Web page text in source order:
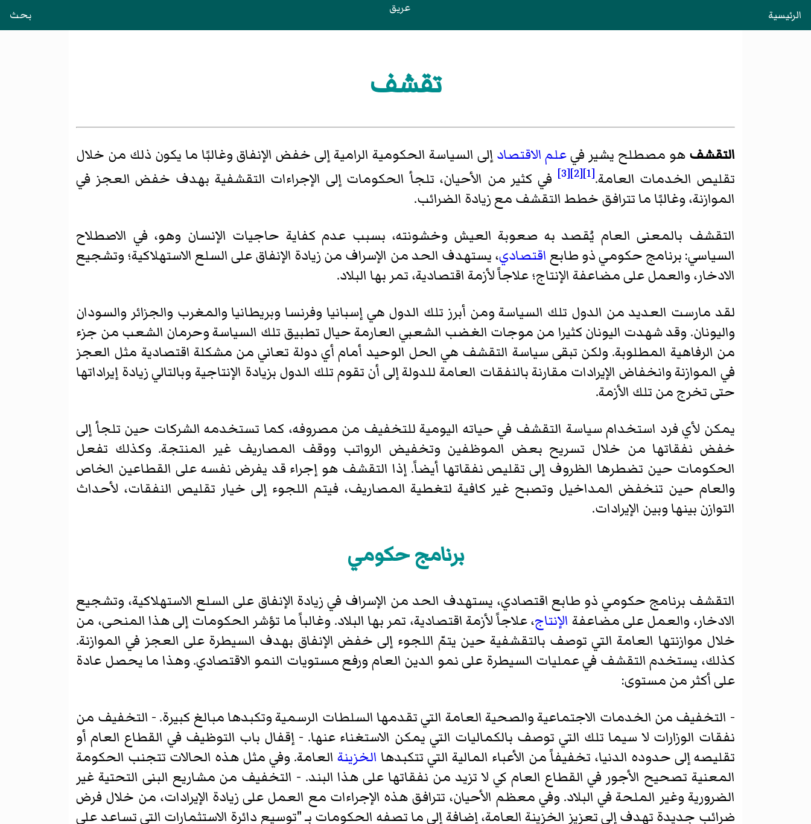
الرئيسية عريق بحث
تقشف
التقشف هو مصطلح يشير فيعلم الاقتصاد إلى السياسة الحكومية الرامية إلى خفض الإنفاق وغالبًا ما يكون ذلك من خلال
تقليص الخدمات العامة.[1]
[2]
[3]
في كثير من الأحيان، تلجأ الحكومات إلى الإجراءات التقشفية بهدف خفض العجز في
الموازنة، وغالبًا ما تترافق خطط التقشف مع زيادة الضرائب.
التقشف بالمعنى العام يُقصد به صعوبة العيش وخشونته، بسبب عدم كفاية حاجيات الإنسان وهو، في الاصطلاح
السياسي: برنامج حكومي ذو طابع اقتصادي، يستهدف الحد من الإسراف من زيادة الإنفاق على السلع الاستهلاكية؛ وتشجيع
الادخار، والعمل على مضاعفة الإنتاج؛ علاجاً لأزمة اقتصادية، تمر بها البلاد.
لقد مارست العديد من الدول تلك السياسة ومن أبرز تلك الدول هي إسبانيا وفرنسا وبريطانيا والمغرب والجزائر والسودان
واليونان. وقد شهدت اليونان كثيرا من موجات الغضب الشعبي العارمة حيال تطبيق تلك السياسة وحرمان الشعب من جزء
من الرفاهية المطلوبة. ولكن تبقى سياسة التقشف هي الحل الوحيد أمام أي دولة تعاني من مشكلة اقتصادية مثل العجز
في الموازنة وانخفاض الإيرادات مقارنة بالنفقات العامة للدولة إلى أن تقوم تلك الدول بزيادة الإنتاجية وبالتالي زيادة إيراداتها
حتى تخرج من تلك الأزمة.
يمكن لأي فرد استخدام سياسة التقشف في حياته اليومية للتخفيف من مصروفه، كما تستخدمه الشركات حين تلجأ إلى
خفض نفقاتها من خلال تسريح بعض الموظفين وتخفيض الرواتب ووقف المصاريف غير المنتجة. وكذلك تفعل
الحكومات حين تضطرها الظروف إلى تقليص نفقاتها أيضاً. إذا التقشف هو إجراء قد يفرض نفسه على القطاعين الخاص
والعام حين تنخفض المداخيل وتصبح غير كافية لتغطية المصاريف، فيتم اللجوء إلى خيار تقليص النفقات، لأحداث
التوازن بينها وبين الإيرادات.
برنامج حكومي
التقشف برنامج حكومي ذو طابع اقتصادي، يستهدف الحد من الإسراف في زيادة الإنفاق على السلع الاستهلاكية، وتشجيع
الادخار، والعمل على مضاعفة الإنتاج، علاجاً لأزمة اقتصادية، تمر بها البلاد. وغالباً ما تؤشر الحكومات إلى هذا المنحى، من
خلال موازنتها العامة التي توصف بالتقشفية حين يتمّ اللجوء إلى خفض الإنفاق بهدف السيطرة على العجز في الموازنة.
كذلك، يستخدم التقشف في عمليات السيطرة على نمو الدين العام ورفع مستويات النمو الاقتصادي. وهذا ما يحصل عادة
على أكثر من مستوى:
- التخفيف من الخدمات الاجتماعية والصحية العامة التي تقدمها السلطات الرسمية وتكبدها مبالغ كبيرة. - التخفيف من
نفقات الوزارات لا سيما تلك التي توصف بالكماليات التي يمكن الاستغناء عنها. - إقفال باب التوظيف في القطاع العام أو
تقليصه إلى حدوده الدنيا، تخفيفاً من الأعباء المالية التي تتكبدها الخزينةالعامة. وفي مثل هذه الحالات تتجنب الحكومة
المعنية تصحيح الأجور في القطاع العام كي لا تزيد من نفقاتها على هذا البند. - التخفيف من مشاريع البنى التحتية غير
الضرورية وغير الملحة في البلاد. وفي معظم الأحيان، تترافق هذه الإجراءات مع العمل على زيادة الإيرادات، من خلال فرض
ضرائب جديدة تهدف إلى تعزيز الخزينة العامة، إضافة إلى ما تصفه الحكومات بـ "توسيع دائرة الاستثمارات التي تساعد على